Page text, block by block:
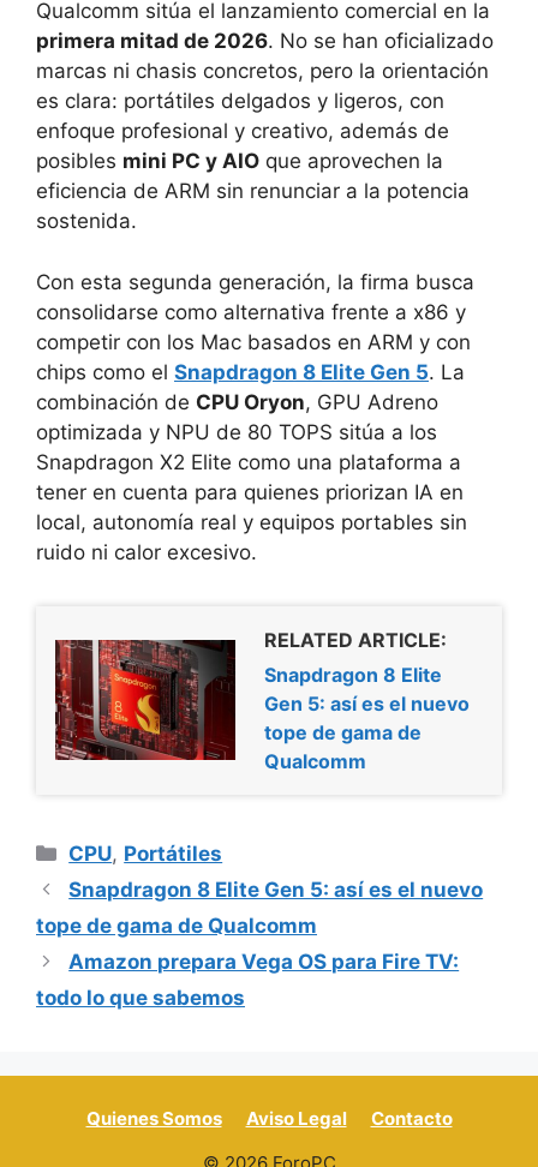
Qualcomm sitúa el lanzamiento comercial en la
primera mitad de 2026. No se han oficializado
marcas ni chasis concretos, pero la orientación
es clara: portátiles delgados y ligeros, con
enfoque profesional y creativo, además de
posibles mini PC y AIO que aprovechen la
eficiencia de ARM sin renunciar a la potencia
sostenida.
Con esta segunda generación, la firma busca
consolidarse como alternativa frente a x86 y
competir con los Mac basados en ARM y con
chips como el Snapdragon 8 Elite Gen 5. La
combinación de CPU Oryon, GPU Adreno
optimizada y NPU de 80 TOPS sitúa a los
Snapdragon X2 Elite como una plataforma a
tener en cuenta para quienes priorizan IA en
local, autonomía real y equipos portables sin
ruido ni calor excesivo.
RELATED ARTICLE:
Snapdragon 8 Elite
Gen 5: así es el nuevo
tope de gama de
Qualcomm
Categorías
CPU, Portátiles
Snapdragon 8 Elite Gen 5: así es el nuevo
tope de gama de Qualcomm
Amazon prepara Vega OS para Fire TV:
todo lo que sabemos
Quienes Somos Aviso Legal
Contacto
© 2026 ForoPC